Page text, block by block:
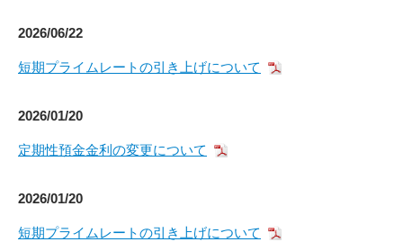
2026/06/22
短期プライムレートの引き上げについて
2026/01/20
定期性預金金利の変更について
2026/01/20
短期プライムレートの引き上げについて